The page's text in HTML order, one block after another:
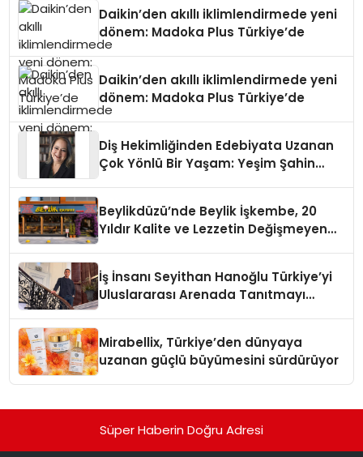
Daikin’den akıllı iklimlendirmede yeni
dönem: Madoka Plus Türkiye’de
Daikin’den akıllı iklimlendirmede yeni
dönem: Madoka Plus Türkiye’de
Diş Hekimliğinden Edebiyata Uzanan
Çok Yönlü Bir Yaşam: Yeşim Şahin
Beylikdüzü’nde Beylik İşkembe, 20
Yıldır Kalite ve Lezzetin Değişmeyen
İş İnsanı Seyithan Hanoğlu Türkiye’yi
Uluslararası Arenada Tanıtmayı
Mirabellix, Türkiye’den dünyaya
uzanan güçlü büyümesini sürdürüyor
Süper Haberin Doğru Adresi